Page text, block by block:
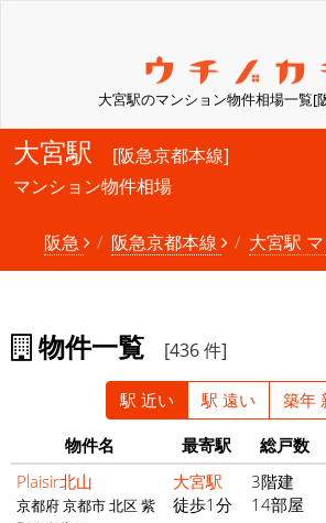
大宮駅のマンション物件相場一覧[
大宮駅
[阪急京都本線]
マンション物件相場
阪急
阪急京都本線 大宮駅
物件一覧 [436 件]
駅 近い 駅 遠い 築年
物件名 最寄駅 総戸数
Plaisir北山
京都府 京都市 北区 紫
大宮駅
徒歩1分
3階建
14部屋